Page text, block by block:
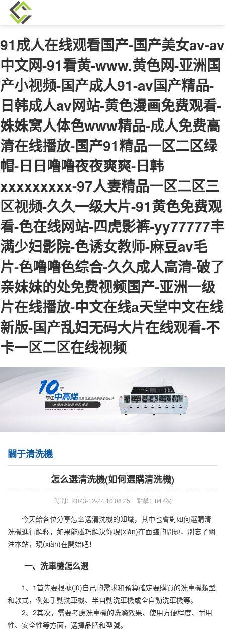
91成人在线观看国产-国产美女av-av
中文网-91看黄-www.黄色网-亚洲国
产小视频-国产成人91-av国产精品-
日韩成人av网站-黄色漫画免费观看-
姝姝窝人体色www精品-成人免费高
清在线播放-国产91精品一区二区绿
帽-日日噜噜夜夜爽爽-日韩
xxxxxxxxx-97人妻精品一区二区三
区视频-久久一级大片-91黄色免费观
看-色在线网站-四虎影裤-yy77777丰
满少妇影院-色诱女教师-麻豆av毛
片-色噜噜色综合-久久成人高清-破了
亲妺妺的处免费视频国产-亚洲一级
片在线播放-中文在线а天堂中文在线
新版-国产乱妇无码大片在线观看-不
卡一区二区在线视频
關于清洗機
怎么選清洗機(如何選購清洗機)
時間：2023-12-24 10:08:25 點擊： 847次
今天給各位分享怎么選清洗機的知識，其中也會對如何選購清
洗機進行解釋，如果能碰巧解決你現(xiàn)在面臨的問題，別忘了關
注本站，現(xiàn)在開始吧！
一、洗車機怎么選
1、1首先要根據(jù)自己的需求和預算確定要購買的洗車機類型
和款式，例如手動洗車機、半自動洗車機或全自動洗車機等。
2、2其次，需要考慮洗車機的洗滌效果、使用方便程度、耐用
性、安全性等方面，選擇品牌和型號。